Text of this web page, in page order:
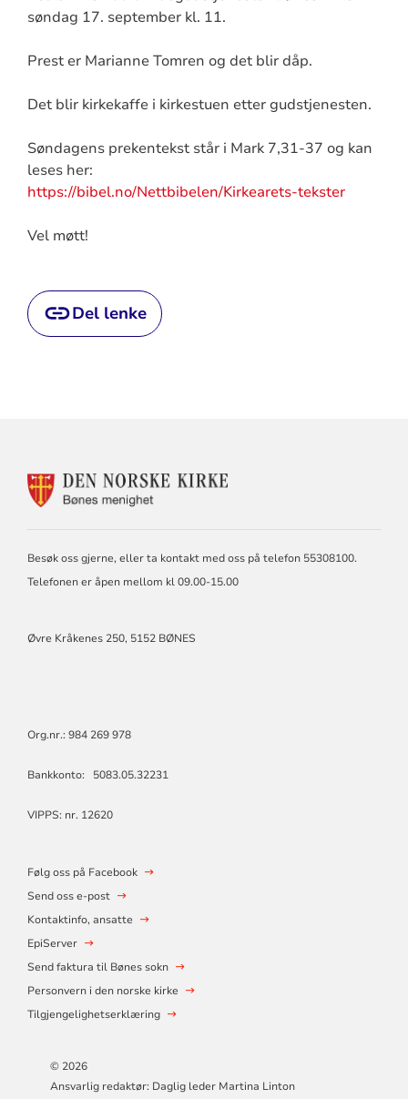
søndag 17. september kl. 11.
Prest er Marianne Tomren og det blir dåp.
Det blir kirkekaffe i kirkestuen etter gudstjenesten.
Søndagens prekentekst står i Mark 7,31-37 og kan
leses her:
https://bibel.no/Nettbibelen/Kirkearets-tekster
Vel møtt!
Del lenke
KONTAKTINFORMASJON
Besøk oss gjerne, eller ta kontakt med oss på telefon 55308100.
Telefonen er åpen mellom kl 09.00-15.00
Øvre Kråkenes 250, 5152 BØNES
Org.nr.: 984 269 978
Bankkonto: 5083.05.32231
VIPPS: nr. 12620
Følg oss på Facebook
Send oss e-post
Kontaktinfo, ansatte
EpiServer
Send faktura til Bønes sokn
Personvern i den norske kirke
Tilgjengelighetserklæring
© 2026
Ansvarlig redaktør: Daglig leder Martina Linton